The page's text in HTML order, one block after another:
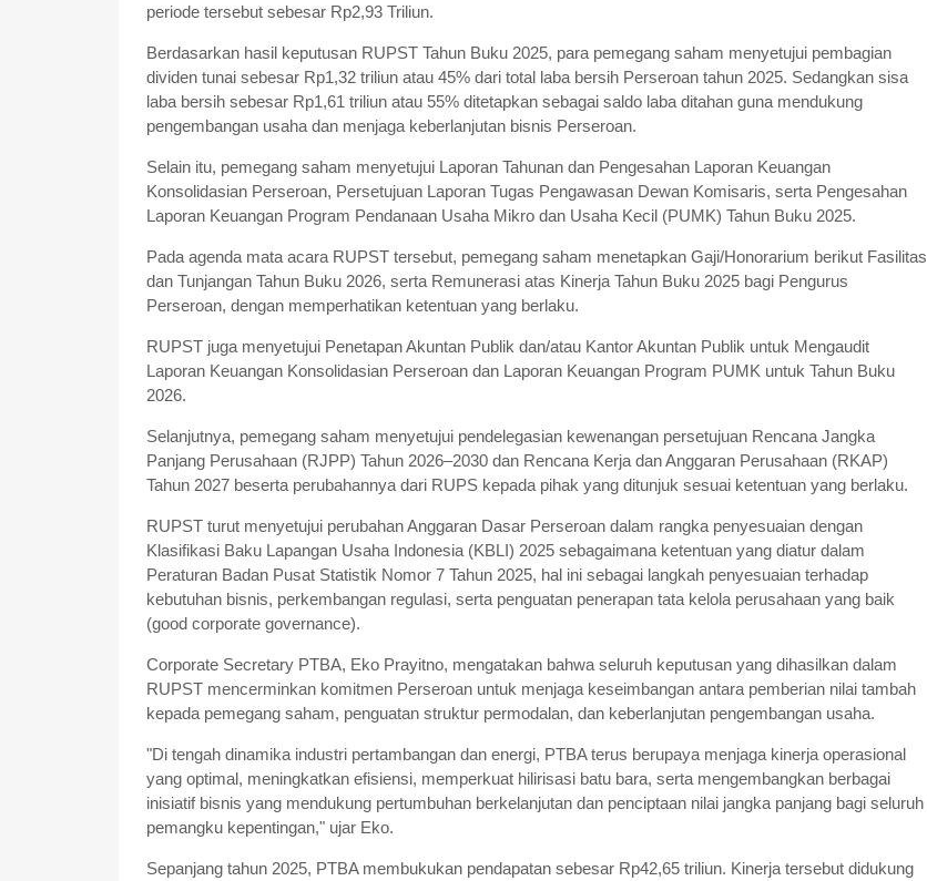
periode tersebut sebesar Rp2,93 Triliun.
Berdasarkan hasil keputusan RUPST Tahun Buku 2025, para pemegang saham menyetujui pembagian
dividen tunai sebesar Rp1,32 triliun atau 45% dari total laba bersih Perseroan tahun 2025. Sedangkan sisa
laba bersih sebesar Rp1,61 triliun atau 55% ditetapkan sebagai saldo laba ditahan guna mendukung
pengembangan usaha dan menjaga keberlanjutan bisnis Perseroan.
Selain itu, pemegang saham menyetujui Laporan Tahunan dan Pengesahan Laporan Keuangan
Konsolidasian Perseroan, Persetujuan Laporan Tugas Pengawasan Dewan Komisaris, serta Pengesahan
Laporan Keuangan Program Pendanaan Usaha Mikro dan Usaha Kecil (PUMK) Tahun Buku 2025.
Pada agenda mata acara RUPST tersebut, pemegang saham menetapkan Gaji/Honorarium berikut Fasilitas
dan Tunjangan Tahun Buku 2026, serta Remunerasi atas Kinerja Tahun Buku 2025 bagi Pengurus
Perseroan, dengan memperhatikan ketentuan yang berlaku.
RUPST juga menyetujui Penetapan Akuntan Publik dan/atau Kantor Akuntan Publik untuk Mengaudit
Laporan Keuangan Konsolidasian Perseroan dan Laporan Keuangan Program PUMK untuk Tahun Buku
2026.
Selanjutnya, pemegang saham menyetujui pendelegasian kewenangan persetujuan Rencana Jangka
Panjang Perusahaan (RJPP) Tahun 2026–2030 dan Rencana Kerja dan Anggaran Perusahaan (RKAP)
Tahun 2027 beserta perubahannya dari RUPS kepada pihak yang ditunjuk sesuai ketentuan yang berlaku.
RUPST turut menyetujui perubahan Anggaran Dasar Perseroan dalam rangka penyesuaian dengan
Klasifikasi Baku Lapangan Usaha Indonesia (KBLI) 2025 sebagaimana ketentuan yang diatur dalam
Peraturan Badan Pusat Statistik Nomor 7 Tahun 2025, hal ini sebagai langkah penyesuaian terhadap
kebutuhan bisnis, perkembangan regulasi, serta penguatan penerapan tata kelola perusahaan yang baik
(good corporate governance).
Corporate Secretary PTBA, Eko Prayitno, mengatakan bahwa seluruh keputusan yang dihasilkan dalam
RUPST mencerminkan komitmen Perseroan untuk menjaga keseimbangan antara pemberian nilai tambah
kepada pemegang saham, penguatan struktur permodalan, dan keberlanjutan pengembangan usaha.
"Di tengah dinamika industri pertambangan dan energi, PTBA terus berupaya menjaga kinerja operasional
yang optimal, meningkatkan efisiensi, memperkuat hilirisasi batu bara, serta mengembangkan berbagai
inisiatif bisnis yang mendukung pertumbuhan berkelanjutan dan penciptaan nilai jangka panjang bagi seluruh
pemangku kepentingan," ujar Eko.
Sepanjang tahun 2025, PTBA membukukan pendapatan sebesar Rp42,65 triliun. Kinerja tersebut didukung